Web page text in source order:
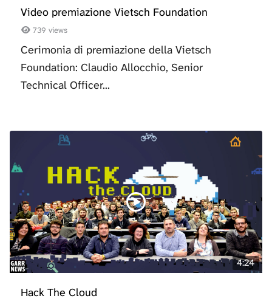
Video premiazione Vietsch Foundation
739 views
Cerimonia di premiazione della Vietsch
Foundation: Claudio Allocchio, Senior
Technical Officer...
4:24
Hack The Cloud